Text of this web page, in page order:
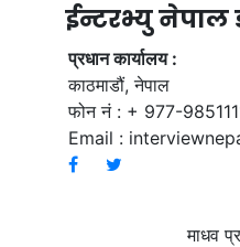
ईन्टरभ्यु
प्रधान कार्यालय :
काठमाडौं, नेपाल
फोन नं : + 977-
Email :
माधव